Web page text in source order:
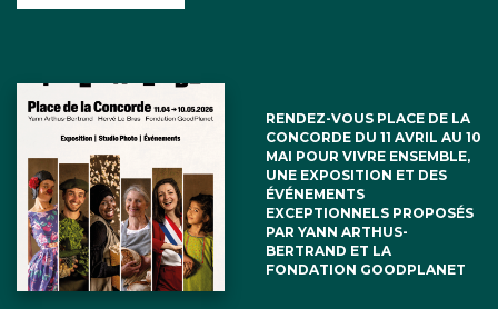
RENDEZ-VOUS PLACE DE LA
CONCORDE DU 11 AVRIL AU 10
MAI POUR VIVRE ENSEMBLE,
UNE EXPOSITION ET DES
ÉVÉNEMENTS
EXCEPTIONNELS PROPOSÉS
PAR YANN ARTHUS-
BERTRAND ET LA
FONDATION GOODPLANET